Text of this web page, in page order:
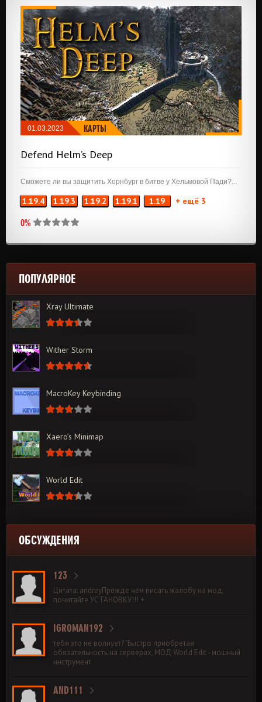
01.03.2023 КАРТЫ
Defend Helm’s Deep
Сможете ли вы защитить Хорнбург в битве у Хельмовой Пади?...
1.19.4 1.19.3 1.19.2 1.19.1 1.19 + ещё 3
0%
ПОПУЛЯРНОЕ
Xray Ultimate
Wither Storm
MacroKey Keybinding
Xaero’s Minimap
World Edit
ОБСУЖДЕНИЯ
123
Цитата: andreyПрежде чем писать жалобу на мод,
почитайте УСТАНОВКУ!!! +
IGROMAN192
тебя это не волнует? "Быстро приобретая
обязательность на серверах, МОД World Edit - мощный
инструмент
AND111